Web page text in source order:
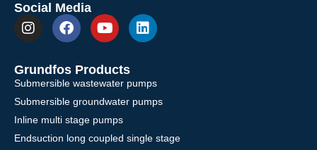
Social Media
Grundfos Products
Submersible wastewater pumps
Submersible groundwater pumps
Inline multi stage pumps
Endsuction long coupled single stage